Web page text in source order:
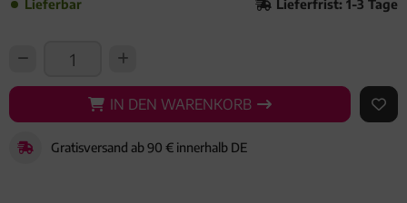
Lieferbar Lieferfrist: 1-3 Tage
IN DEN WARENKORB
IN DEN WARENKORB AUF
Gratisversand ab 90 € innerhalb DE